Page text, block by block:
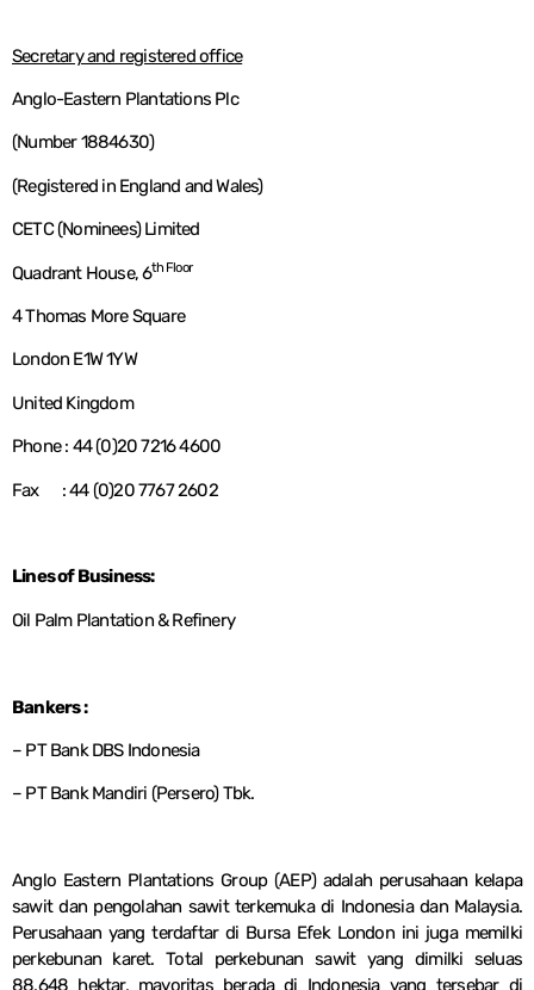
Secretary and registered office
Anglo-Eastern Plantations Plc
(Number 1884630)
(Registered in England and Wales)
CETC (Nominees) Limited
Quadrant House, 6th Floor
4 Thomas More Square
London E1W 1YW
United Kingdom
Phone : 44 (0)20 7216 4600
Fax : 44 (0)20 7767 2602
Lines of Business:
Oil Palm Plantation & Refinery
Bankers :
– PT Bank DBS Indonesia
– PT Bank Mandiri (Persero) Tbk.
Anglo Eastern Plantations Group (AEP) adalah perusahaan kelapa
sawit dan pengolahan sawit terkemuka di Indonesia dan Malaysia.
Perusahaan yang terdaftar di Bursa Efek London ini juga memilki
perkebunan karet. Total perkebunan sawit yang dimilki seluas
88.648 hektar, mayoritas berada di Indonesia yang tersebar di